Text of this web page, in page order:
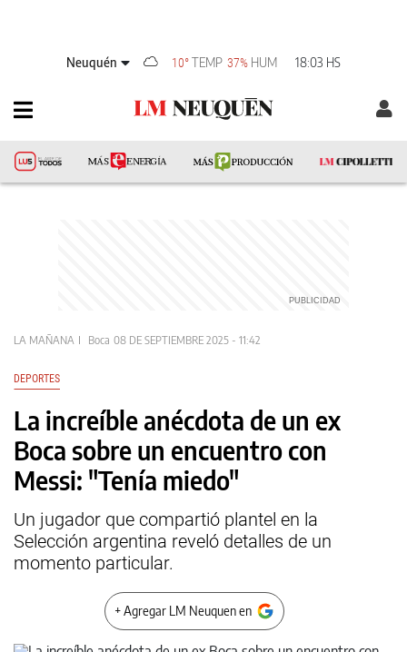
Neuquén 10°TEMP 37% HUM 18:03 HS
LA MAÑANA Boca 08 DE SEPTIEMBRE 2025 - 11:42
DEPORTES
La increíble anécdota de un ex
Boca sobre un encuentro con
Messi: "Tenía miedo"
Un jugador que compartió plantel en la
Selección argentina reveló detalles de un
momento particular.
+ Agregar LM Neuquen en